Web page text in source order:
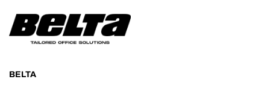
BELTA